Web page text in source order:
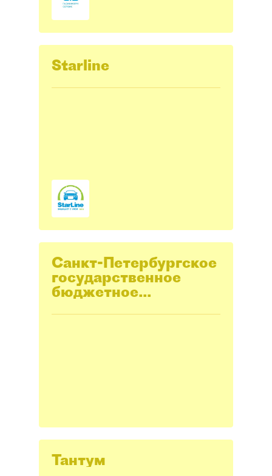
Starline
Санкт-Петербургское
государственное
бюджетное
мониторинга и
Тантум